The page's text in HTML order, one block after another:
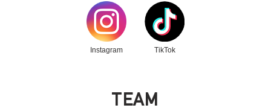
Instagram
別ウィンドウリンク
TikTok
別ウィンドウリンク
TEAM